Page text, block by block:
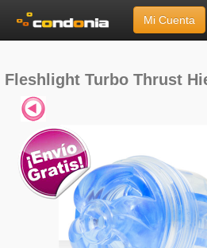
Mi Cuenta
»Fleshlight
Fleshlight Turbo Thrust